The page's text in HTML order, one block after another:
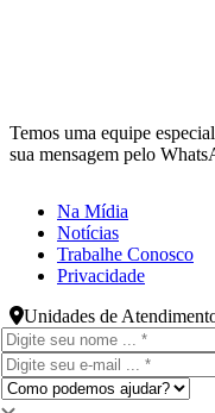
Temos uma equipe
sua mensagem pelo
Na Mídia
Notícias
Trabalhe Conosco
Privacidade
Unidades de